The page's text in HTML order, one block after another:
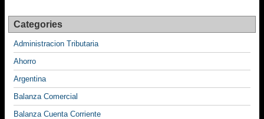
Categories
Administracion Tributaria
Ahorro
Argentina
Balanza Comercial
Balanza Cuenta Corriente